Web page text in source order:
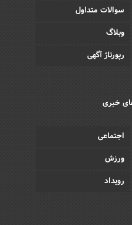
سوالات متداول
وبلاگ
رپورتاژ آگهی
خبری
اجتماعی
ورزش
رویداد